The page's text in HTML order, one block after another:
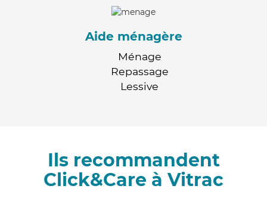
Aide ménagère
Ménage
Repassage
Lessive
Ils recommandent
Click&Care à Vitrac